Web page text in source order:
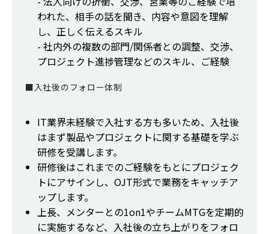
われた、相手の話を聞き、内容や意図を理解
し、正しく伝えるスキル
- 社内外の複数の部門/関係者との調整、交渉、
プロジェクト進捗管理などのスキル、ご経験
■入社後のフォロー体制
IT業界未経験で入社する方も多いため、入社後
はまず製品やプロジェクトに関する基礎を学ぶ
研修を受講します。
研修後はこれまでのご経験をもとにプロジェク
トにアサインし、OJT形式で業務をキャッチア
ップします。
上長、メンターとの1on1やチームMTGを定期的
に実施するなど、入社後の立ち上がりをフォロ